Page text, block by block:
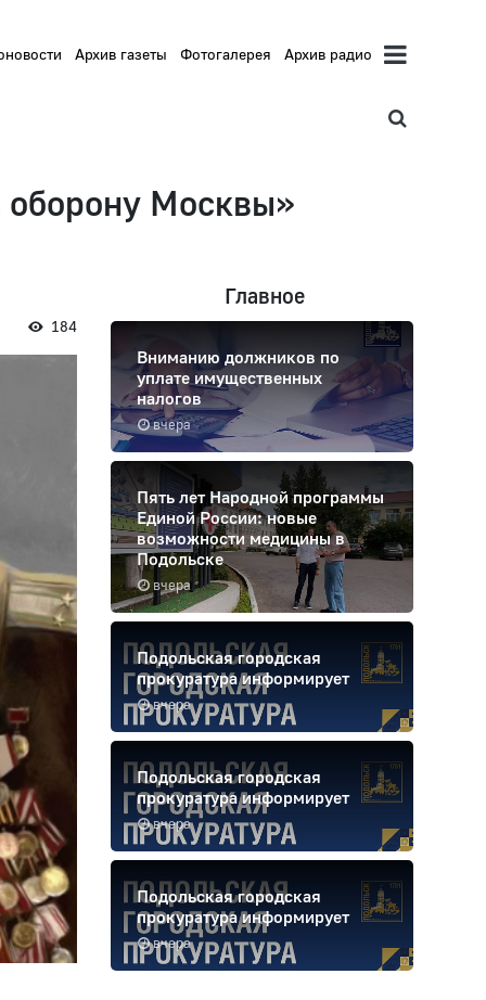
Архив газеты Фотогалерея Архив радио
Москвы»
184
Главное
вчера
Вниманию должников по
уплате имущественных
налогов
вчера
Пять лет Народной программы
Единой России: новые
возможности медицины в
Подольске
вчера
Подольская городская
прокуратура информирует
вчера
Подольская городская
прокуратура информирует
вчера
Подольская городская
прокуратура информирует